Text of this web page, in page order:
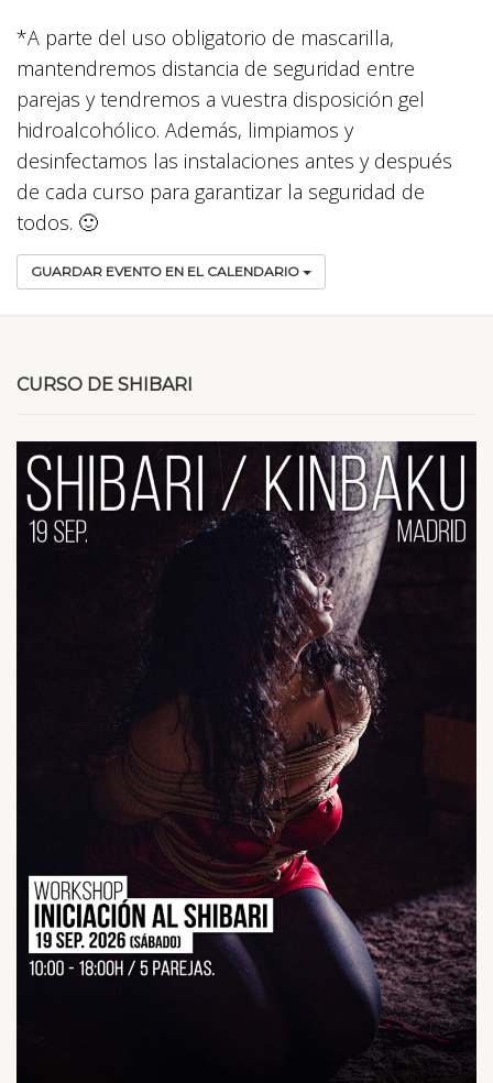
*A parte del uso obligatorio de mascarilla,
mantendremos distancia de seguridad entre
parejas y tendremos a vuestra disposición gel
hidroalcohólico. Además, limpiamos y
desinfectamos las instalaciones antes y después
de cada curso para garantizar la seguridad de
todos. 🙂
GUARDAR EVENTO EN EL CALENDARIO
CURSO DE SHIBARI